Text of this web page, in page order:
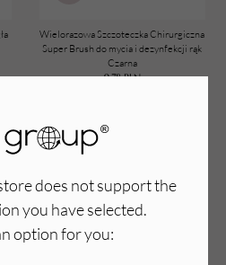
does not support the
you have selected.
option for you:
Wielorazowa Szczoteczka Chirurgiczna
Super Brush do mycia i dezynfekcji rąk
Czarna
9,78PLN